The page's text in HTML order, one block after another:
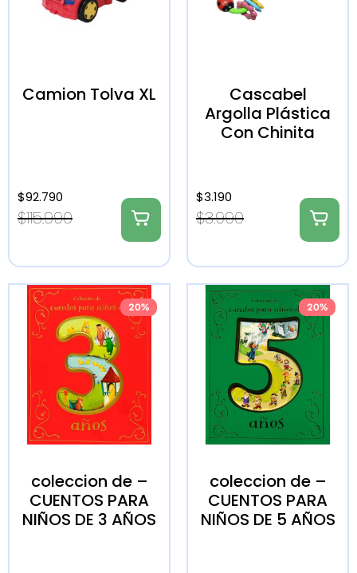
Camion Tolva XL
$115.990
$92.790
Cascabel
Argolla Plástica
Con Chinita
$3.990
$3.190
20%
coleccion de –
CUENTOS PARA
NIÑOS DE 3 AÑOS
20%
coleccion de –
CUENTOS PARA
NIÑOS DE 5 AÑOS